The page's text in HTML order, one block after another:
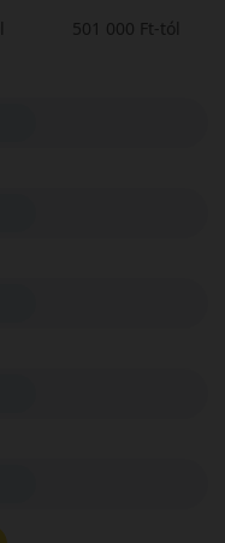
501 000 Ft-tól